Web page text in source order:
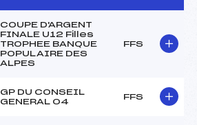
COUPE D'ARGENT
FINALE U12 Filles
TROPHEE BANQUE
POPULAIRE DES
ALPES
FFS
GP DU CONSEIL
GENERAL 04
FFS